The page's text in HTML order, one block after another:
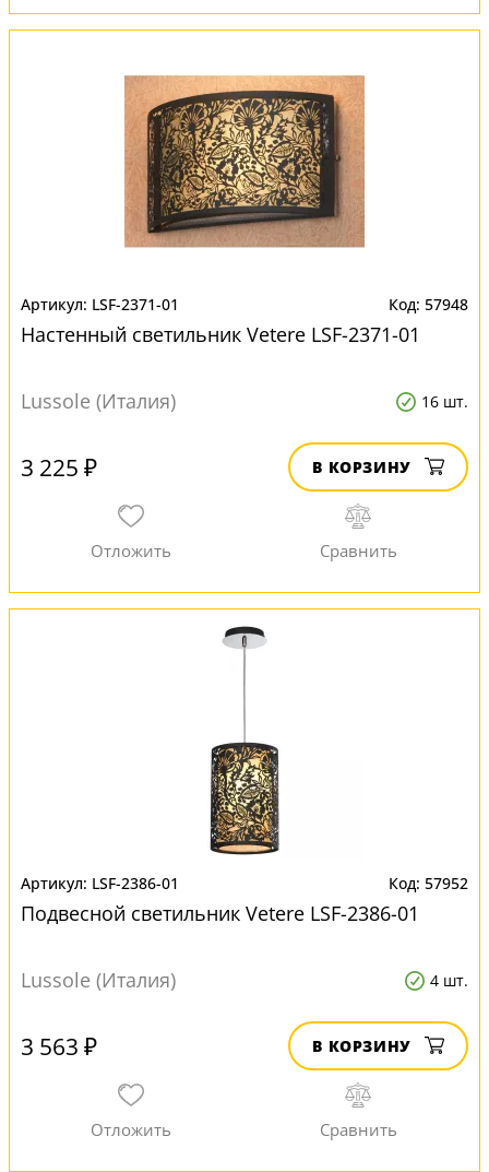
LSF-2371-01 57948
Настенный светильник Vetere LSF-2371-01
Lussole (Италия) 16 шт.
3 225 ₽ В КОРЗИНУ
LSF-2386-01 57952
Подвесной светильник Vetere LSF-2386-01
Lussole (Италия) 4 шт.
3 563 ₽ В КОРЗИНУ